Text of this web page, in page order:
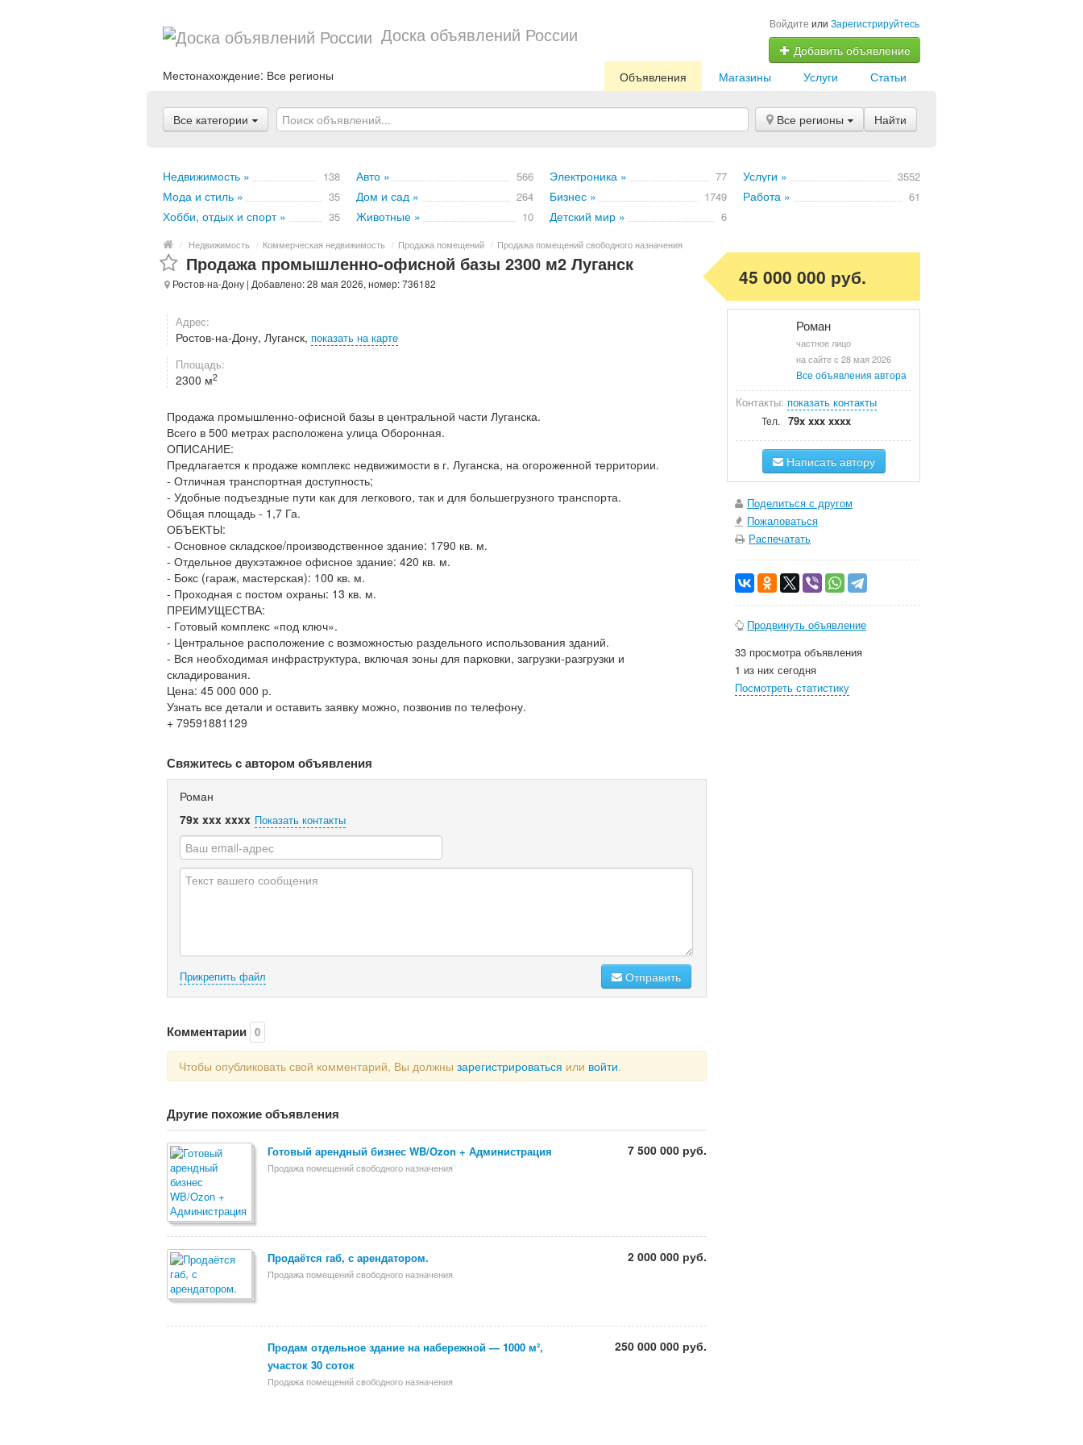
Доска объявлений России Войдите или Зарегистрируйтесь
Добавить объявление
Местонахождение: Все регионы Статьи
Услуги
Магазины
Объявления
Все категории Все регионы Найти
Недвижимость » 138 Авто » 566 Электроника » 77 Услуги » 3552
Мода и стиль » 35 Дом и сад » 264 Бизнес » 1749 Работа » 61
Хобби, отдых и спорт » 35 Животные » 10 Детский мир » 6
/ Недвижимость / Коммерческая недвижимость / Продажа помещений / Продажа помещений свободного назначения
Продажа промышленно-офисной базы 2300 м2 Луганск
Ростов-на-Дону | Добавлено: 28 мая 2026, номер: 736182
Адрес:
Ростов-на-Дону, Луганск, показать на карте
Площадь:
2300 м2
Продажа промышленно-офисной базы в центральной части Луганска.
Всего в 500 метрах расположена улица Оборонная.
ОПИСАНИЕ:
Предлагается к продаже комплекс недвижимости в г. Луганска, на огороженной территории.
- Отличная транспортная доступность;
- Удобные подъездные пути как для легкового, так и для большегрузного транспорта.
Общая площадь - 1,7 Га.
ОБЪЕКТЫ:
- Основное складское/производственное здание: 1790 кв. м.
- Отдельное двухэтажное офисное здание: 420 кв. м.
- Бокс (гараж, мастерская): 100 кв. м.
- Проходная с постом охраны: 13 кв. м.
ПРЕИМУЩЕСТВА:
- Готовый комплекс «под ключ».
- Центральное расположение с возможностью раздельного использования зданий.
- Вся необходимая инфраструктура, включая зоны для парковки, загрузки-разгрузки и
складирования.
Цена: 45 000 000 р.
Узнать все детали и оставить заявку можно, позвонив по телефону.
+ 79591881129
Свяжитесь с автором объявления
Роман
79x xxx xxxx Показать контакты
Прикрепить файл Отправить
Комментарии 0
Чтобы опубликовать свой комментарий, Вы должны зарегистрироваться или войти.
Другие похожие объявления
Готовый арендный бизнес WB/Ozon + Администрация
Продажа помещений свободного назначения
7 500 000 руб.
Продаётся габ, с арендатором.
Продажа помещений свободного назначения
2 000 000 руб.
Продам отдельное здание на набережной — 1000 м²,
участок 30 соток
Продажа помещений свободного назначения
250 000 000 руб.
45 000 000 руб.
Роман
частное лицо
на сайте с 28 мая 2026
Все объявления автора
Контакты: показать контакты
Тел. 79x xxx xxxx
Написать автору
Поделиться с другом
Пожаловаться
Распечатать
Продвинуть объявление
33 просмотра объявления
1 из них сегодня
Посмотреть статистику